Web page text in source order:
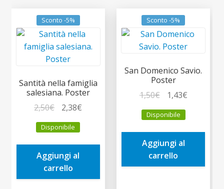
Sconto -5%
Santità nella famiglia
salesiana. Poster
2,50€
prezzo
originale
era:
2,50€.
2,38€
è:
Disponibile
Aggiungi al
carrello
Sconto -5%
San Domenico Savio.
Poster
1,50€
prezzo
originale
era:
1,50€.
1,43€Il
è:
Disponibile
Aggiungi al
carrello